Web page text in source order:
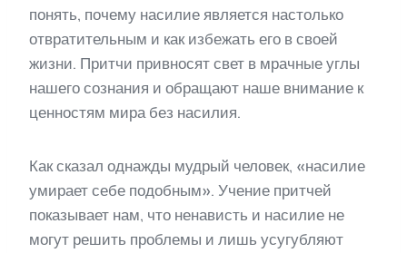
понять, почему насилие является настолько
отвратительным и как избежать его в своей
жизни. Притчи привносят свет в мрачные углы
нашего сознания и обращают наше внимание к
ценностям мира без насилия.
Как сказал однажды мудрый человек, «насилие
умирает себе подобным». Учение притчей
показывает нам, что ненависть и насилие не
могут решить проблемы и лишь усугубляют